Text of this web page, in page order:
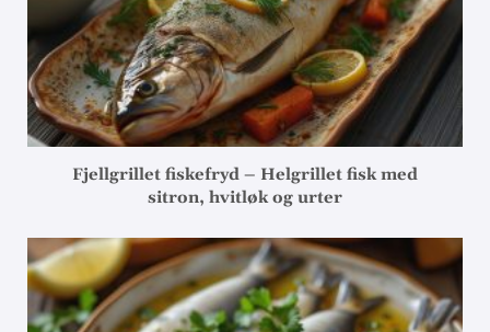
Fjellgrillet fiskefryd – Helgrillet fisk med
sitron, hvitløk og urter